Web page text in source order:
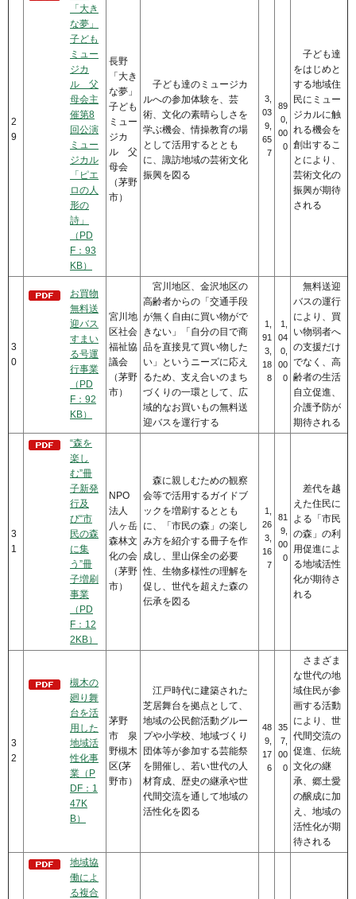
2
9
「大き
な夢」
子ども
ミュー
ジカ
ル 父
母会主
催第8
回公演
ミュー
ジカル
「ピエ
ロの人
形の
詩」
（PD
F：93
KB）
長野
「大き
な夢」
子ども
ミュー
ジカ
ル 父
母会
（茅野
市）
子ども達のミュージカ
ルへの参加体験を、芸
術、文化の素晴らしさを
学ぶ機会、情操教育の場
として活用するととも
に、諏訪地域の芸術文化
振興を図る
3,
03
9,
65
7
89
0,
00
0
子ども達
をはじめと
する地域住
民にミュー
ジカルに触
れる機会を
創出するこ
とにより、
芸術文化の
振興が期待
される
3
0
お買物
無料送
迎バス
すまい
る号運
行事業
（PD
F：92
KB）
宮川地
区社会
福祉協
議会
（茅野
市）
宮川地区、金沢地区の
高齢者からの「交通手段
が無く自由に買い物がで
きない」「自分の目で商
品を直接見て買い物した
い」というニーズに応え
るため、支え合いのまち
づくりの一環として、広
域的なお買いもの無料送
迎バスを運行する
1,
91
3,
18
8
1,
04
0,
00
0
無料送迎
バスの運行
により、買
い物弱者へ
の支援だけ
でなく、高
齢者の生活
自立促進、
介護予防が
期待される
3
1
“森を
楽し
む”冊
子新発
行及
び“市
民の森
に集
う”冊
子増刷
事業
（PD
F：12
2KB）
NPO
法人
八ヶ岳
森林文
化の会
（茅野
市）
森に親しむための観察
会等で活用するガイドブ
ックを増刷するととも
に、「市民の森」の楽し
み方を紹介する冊子を作
成し、里山保全の必要
性、生物多様性の理解を
促し、世代を超えた森の
伝承を図る
1,
26
3,
16
7
81
9,
00
0
差代を越
えた住民に
よる「市民
の森」の利
用促進によ
る地域活性
化が期待さ
れる
3
2
槻木の
廻り舞
台を活
用した
地域活
性化事
業（P
DF：1
47K
B）
茅野
市 泉
野槻木
区(茅
野市）
江戸時代に建築された
芝居舞台を拠点として、
地域の公民館活動グルー
プや小学校、地域づくり
団体等が参加する芸能祭
を開催し、若い世代の人
材育成、歴史の継承や世
代間交流を通して地域の
活性化を図る
48
9,
17
6
35
7,
00
0
さまざま
な世代の地
域住民が参
画する活動
により、世
代間交流の
促進、伝統
文化の継
承、郷土愛
の醸成に加
え、地域の
活性化が期
待される
地域協
働によ
る複合